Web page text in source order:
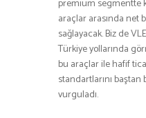
premium segmentte
araçlar arasında net
sağlayacak. Biz de
Türkiye yollarında
bu araçlar ile hafif
standartlarını
vurguladı.